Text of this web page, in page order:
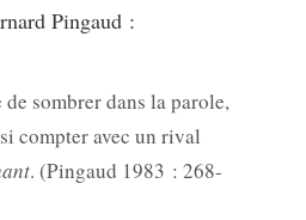
Pingaud :
sombrer dans la parole,
compter avec un rival
. (Pingaud 1983 : 268-